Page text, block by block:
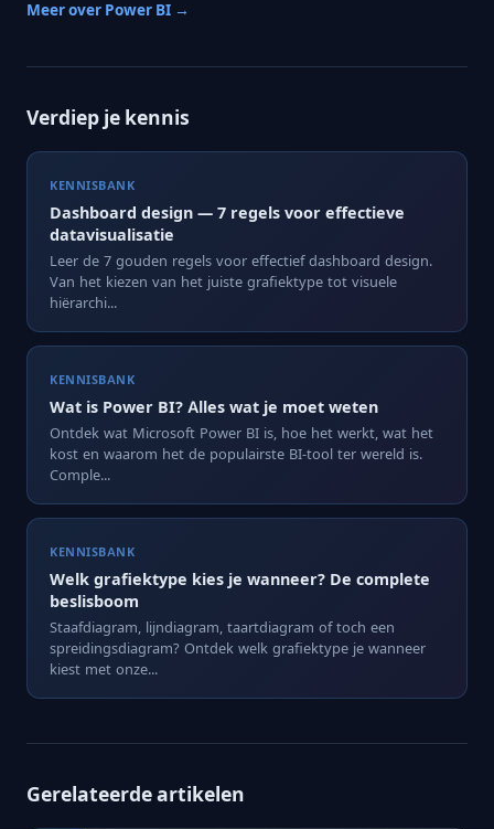
Meer over Power BI →
Verdiep je kennis
KENNISBANK
Dashboard design — 7 regels voor effectieve
datavisualisatie
Leer de 7 gouden regels voor effectief dashboard design.
Van het kiezen van het juiste grafiektype tot visuele
hiërarchi...
KENNISBANK
Wat is Power BI? Alles wat je moet weten
Ontdek wat Microsoft Power BI is, hoe het werkt, wat het
kost en waarom het de populairste BI-tool ter wereld is.
Comple...
KENNISBANK
Welk grafiektype kies je wanneer? De complete
beslisboom
Staafdiagram, lijndiagram, taartdiagram of toch een
spreidingsdiagram? Ontdek welk grafiektype je wanneer
kiest met onze...
Gerelateerde artikelen